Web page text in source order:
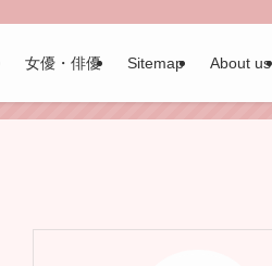
女優・俳優 Sitemap About us